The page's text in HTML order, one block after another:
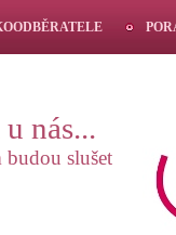
nás...
budou slušet